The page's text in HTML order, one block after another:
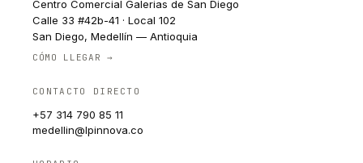
Centro Comercial Galerias de San Diego
Calle 33 #42b-41 · Local 102
San Diego, Medellín — Antioquia
CÓMO LLEGAR →
CONTACTO DIRECTO
+57 314 790 85 11
medellin@lpinnova.co